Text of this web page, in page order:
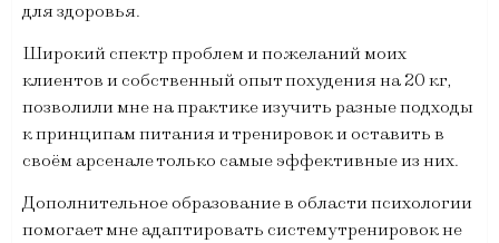
для здоровья.
Широкий спектр проблем и пожеланий моих
клиентов и собственный опыт похудения на 20 кг,
позволили мне на практике изучить разные подходы
к принципам питания и тренировок и оставить в
своём арсенале только самые эффективные из них.
Дополнительное образование в области психологии
помогает мне адаптировать систему тренировок не